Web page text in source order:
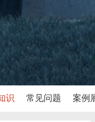
识 常见问题 案例